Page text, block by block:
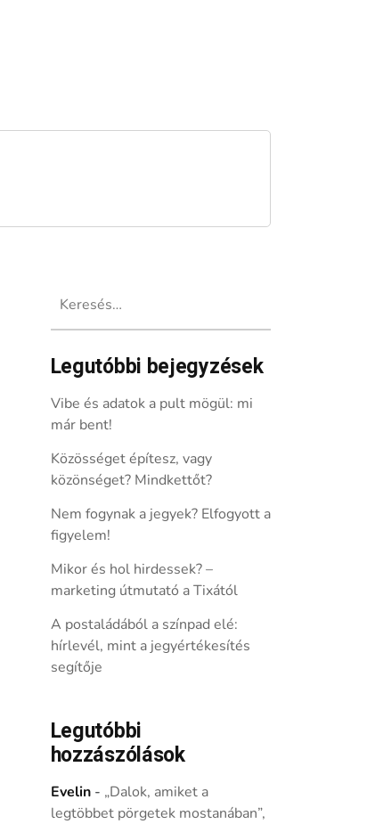
Legutóbbi bejegyzések
Vibe és adatok a pult mögül: mi
már bent!
Közösséget építesz, vagy
közönséget? Mindkettőt?
Nem fogynak a jegyek? Elfogyott a
figyelem!
Mikor és hol hirdessek? –
marketing útmutató a Tixától
A postaládából a színpad elé:
hírlevél, mint a jegyértékesítés
segítője
Legutóbbi
hozzászólások
Evelin- „Dalok, amiket a
legtöbbet pörgetek mostanában”,